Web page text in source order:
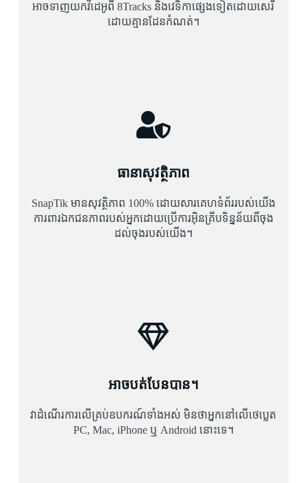
អាចទាញយកវីដេអូពី 8Tracks និងវេទិកាផ្សេងទៀតដោយសេរី
ដោយគ្មានដែនកំណត់។
ធានាសុវត្ថិភាព
SnapTik មានសុវត្ថិភាព 100% ដោយសារគេហទំព័ររបស់យើង
ការពារឯកជនភាពរបស់អ្នកដោយប្រើការអ៊ិនគ្រីបទិន្នន័យពីចុង
ដល់ចុងរបស់យើង។
អាចបត់បែនបាន។
វាដំណើរការលើគ្រប់ឧបករណ៍ទាំងអស់ មិនថាអ្នកនៅលើថេប្លេត
PC, Mac, iPhone ឬ Android នោះទេ។